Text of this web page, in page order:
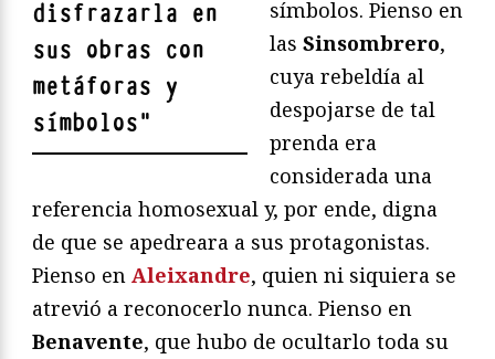
disfrazarla en
sus obras con
metáforas y
símbolos"
símbolos. Pienso en
las Sinsombrero,
cuya rebeldía al
despojarse de tal
prenda era
considerada una
referencia homosexual y, por ende, digna
de que se apedreara a sus protagonistas.
Pienso en Aleixandre, quien ni siquiera se
atrevió a reconocerlo nunca. Pienso en
Benavente, que hubo de ocultarlo toda su